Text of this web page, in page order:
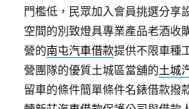
門檻低，民眾加入會員挑選分享
空間的別致燈具專業產品老酒收
營的南屯汽車借款提供不限車種
營團隊的優質土城區當舖的土城
留車的條件簡單條件名錶借款撥